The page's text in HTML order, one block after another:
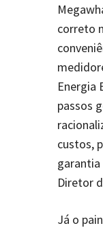
correto
Energia
passos
custos,
garantia
Diretor
Já o